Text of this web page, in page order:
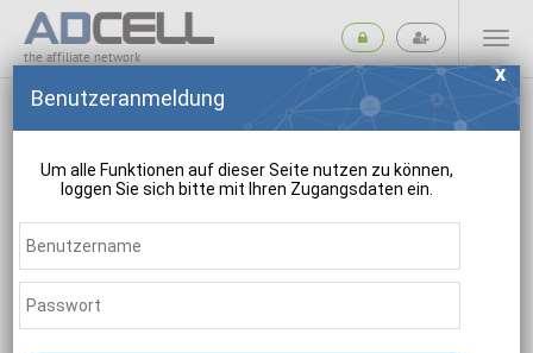
the affiliate network
Benutzeranmeldung
Um alle Funktionen auf dieser Seite nutzen zu können,
loggen Sie sich bitte mit Ihren Zugangsdaten ein.